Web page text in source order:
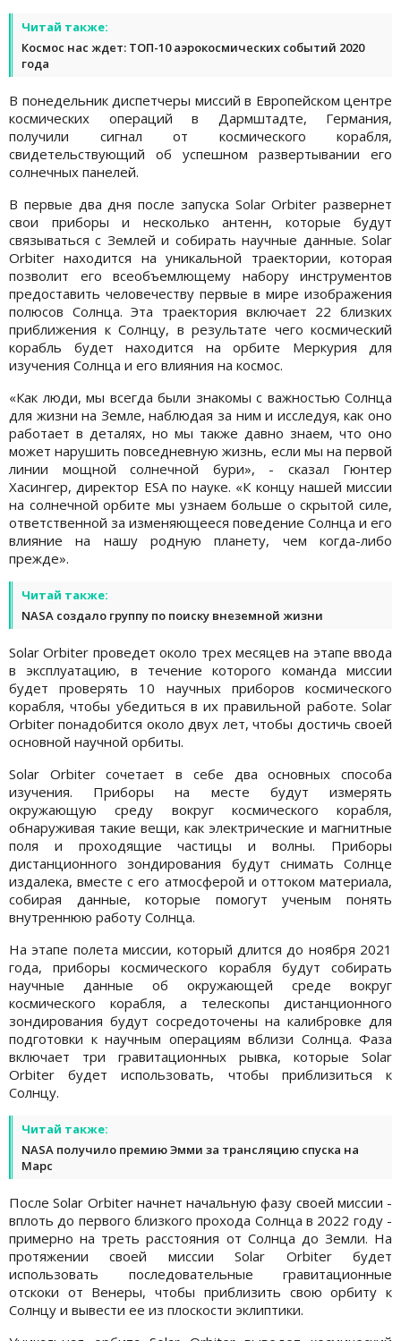
Читай также:
Космос нас ждет: ТОП-10 аэрокосмических событий 2020
года
В понедельник диспетчеры миссий в Европейском центре
космических операций в Дармштадте, Германия,
получили сигнал от космического корабля,
свидетельствующий об успешном развертывании его
солнечных панелей.
В первые два дня после запуска Solar Orbiter развернет
свои приборы и несколько антенн, которые будут
связываться с Землей и собирать научные данные. Solar
Orbiter находится на уникальной траектории, которая
позволит его всеобъемлющему набору инструментов
предоставить человечеству первые в мире изображения
полюсов Солнца. Эта траектория включает 22 близких
приближения к Солнцу, в результате чего космический
корабль будет находится на орбите Меркурия для
изучения Солнца и его влияния на космос.
«Как люди, мы всегда были знакомы с важностью Солнца
для жизни на Земле, наблюдая за ним и исследуя, как оно
работает в деталях, но мы также давно знаем, что оно
может нарушить повседневную жизнь, если мы на первой
линии мощной солнечной бури», - сказал Гюнтер
Хасингер, директор ESA по науке. «К концу нашей миссии
на солнечной орбите мы узнаем больше о скрытой силе,
ответственной за изменяющееся поведение Солнца и его
влияние на нашу родную планету, чем когда-либо
прежде».
Читай также:
NASA создало группу по поиску внеземной жизни
Solar Orbiter проведет около трех месяцев на этапе ввода
в эксплуатацию, в течение которого команда миссии
будет проверять 10 научных приборов космического
корабля, чтобы убедиться в их правильной работе. Solar
Orbiter понадобится около двух лет, чтобы достичь своей
основной научной орбиты.
Solar Orbiter сочетает в себе два основных способа
изучения. Приборы на месте будут измерять
окружающую среду вокруг космического корабля,
обнаруживая такие вещи, как электрические и магнитные
поля и проходящие частицы и волны. Приборы
дистанционного зондирования будут снимать Солнце
издалека, вместе с его атмосферой и оттоком материала,
собирая данные, которые помогут ученым понять
внутреннюю работу Солнца.
На этапе полета миссии, который длится до ноября 2021
года, приборы космического корабля будут собирать
научные данные об окружающей среде вокруг
космического корабля, а телескопы дистанционного
зондирования будут сосредоточены на калибровке для
подготовки к научным операциям вблизи Солнца. Фаза
включает три гравитационных рывка, которые Solar
Orbiter будет использовать, чтобы приблизиться к
Солнцу.
Читай также:
NASA получило премию Эмми за трансляцию спуска на
Марс
После Solar Orbiter начнет начальную фазу своей миссии -
вплоть до первого близкого прохода Солнца в 2022 году -
примерно на треть расстояния от Солнца до Земли. На
протяжении своей миссии Solar Orbiter будет
использовать последовательные гравитационные
отскоки от Венеры, чтобы приблизить свою орбиту к
Солнцу и вывести ее из плоскости эклиптики.